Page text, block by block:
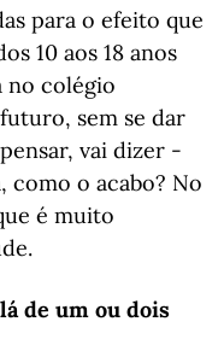
para o efeito que
10 aos 18 anos
no colégio
sem se dar
vai dizer -
como o acabo? No
é muito
de um ou dois